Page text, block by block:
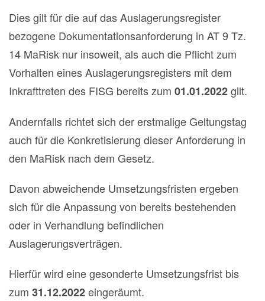
Dies gilt für die auf das Auslagerungsregister
bezogene Dokumentationsanforderung in AT 9 Tz.
14 MaRisk nur insoweit, als auch die Pflicht zum
Vorhalten eines Auslagerungsregisters mit dem
Inkrafttreten des FISG bereits zum 01.01.2022gilt.
Andernfalls richtet sich der erstmalige Geltungstag
auch für die Konkretisierung dieser Anforderung in
den MaRisk nach dem Gesetz.
Davon abweichende Umsetzungsfristen ergeben
sich für die Anpassung von bereits bestehenden
oder in Verhandlung befindlichen
Auslagerungsverträgen.
Hierfür wird eine gesonderte Umsetzungsfrist bis
zum 31.12.2022eingeräumt.